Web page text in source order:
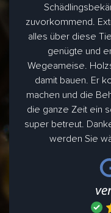
zuvorkommend.
alles über diese
genügte und
Wegeameise.
damit bauen. Er
machen und die
die ganze Zeit ein
super betreut.
werden Sie